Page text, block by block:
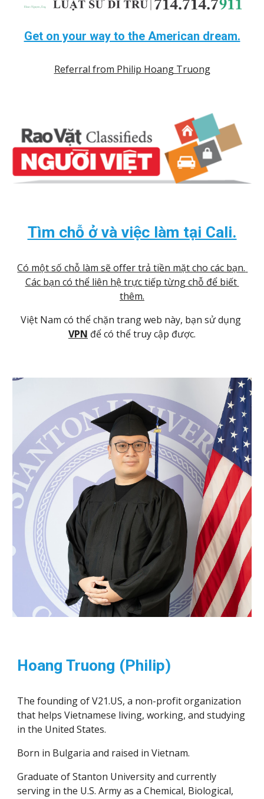
Get on your way to the American dream.
Referral from Philip Hoang Truong
Tìm chỗ ở và việc làm tại Cali.
Có một số chỗ làm sẽ offer trả tiền mặt cho các bạn.
Các bạn có thể liên hệ trực tiếp từng chỗ để biết
thêm.
VPN để có thể truy cập được.
Hoang Truong (Philip)
The founding of V21.US, a non-profit organization
that helps Vietnamese living, working, and studying
in the United States.
Born in Bulgaria and raised in Vietnam.
Graduate of Stanton University and currently
serving in the U.S. Army as a Chemical, Biological,